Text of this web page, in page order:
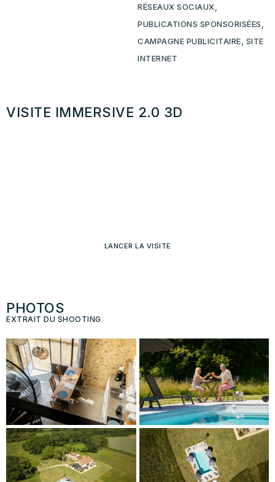
RÉSEAUX SOCIAUX,
PUBLICATIONS SPONSORISÉES,
CAMPAGNE PUBLICITAIRE, SITE
INTERNET
VISITE IMMERSIVE 2.0 3D
LANCER LA VISITE
PHOTOS
EXTRAIT DU SHOOTING